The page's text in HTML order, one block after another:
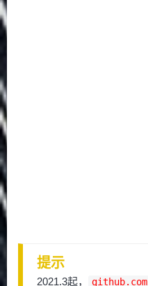
提示
2021.3起， github.com